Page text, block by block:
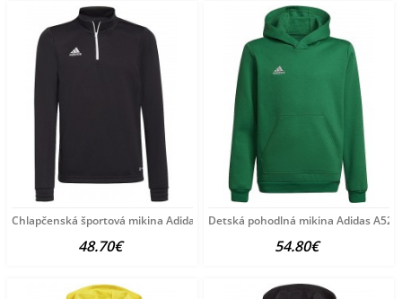
Chlapčenská športová mikina Adidas A5235
48.70€
Detská pohodlná mikina Adidas
54.80€